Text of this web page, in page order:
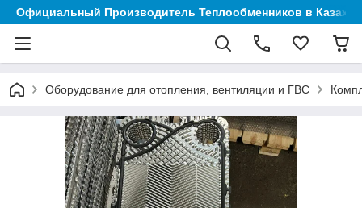
Официальный Производитель Теплообменников в
Оборудование для отопления, вентиляции и ГВС